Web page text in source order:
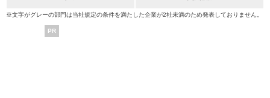
※文字がグレーの部門は当社規定の条件を満たした企業が2社未満のため発表しておりません。
PR